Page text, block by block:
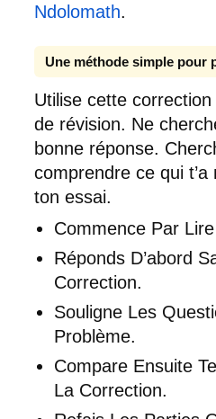
Ndolomath.
Une méthode simple pour
Utilise cette
de révision. Ne
bonne réponse.
comprendre ce qui
ton essai.
Commence Par
Réponds D’abord
Correction.
Souligne Les
Problème.
Compare Ensuite
La Correction.